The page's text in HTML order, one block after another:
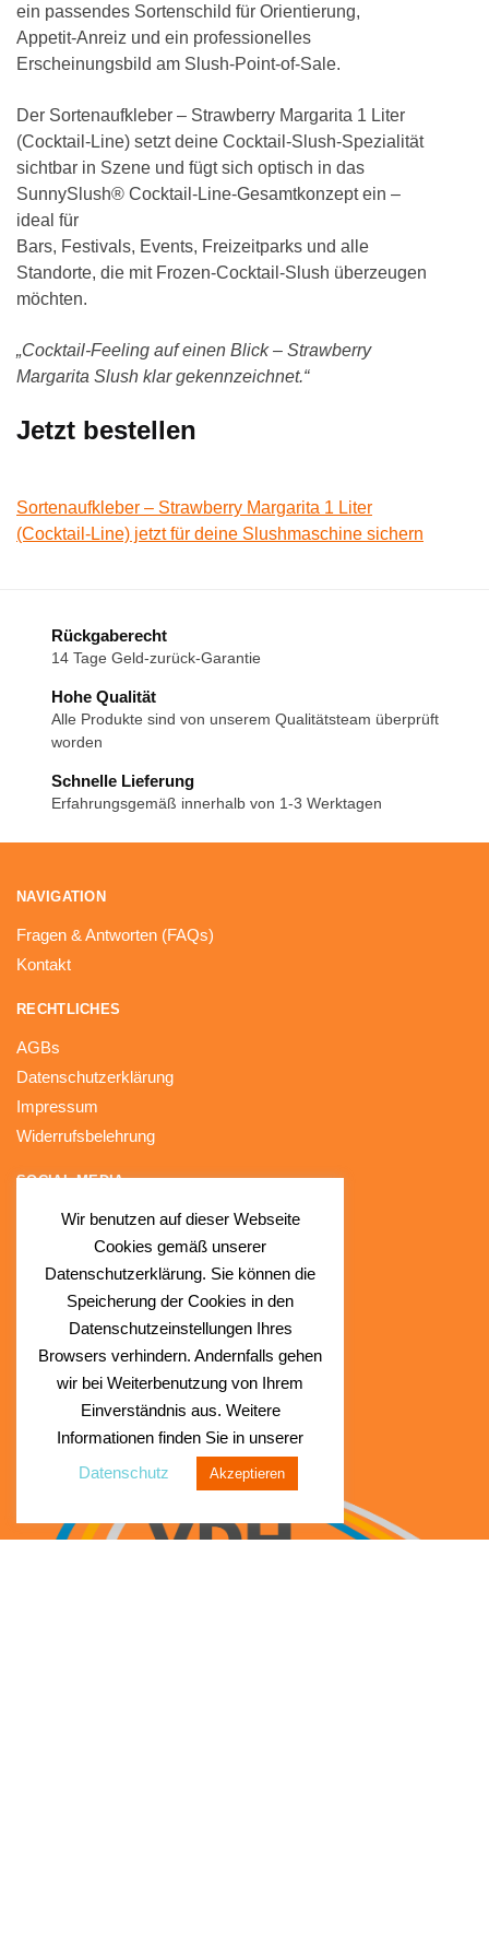
ein passendes Sortenschild für Orientierung,
Appetit-Anreiz und ein professionelles
Erscheinungsbild am Slush-Point-of-Sale.
Der Sortenaufkleber – Strawberry Margarita 1 Liter
(Cocktail-Line) setzt deine Cocktail-Slush-Spezialität
sichtbar in Szene und fügt sich optisch in das
SunnySlush® Cocktail-Line-Gesamtkonzept ein –
ideal für
Bars, Festivals, Events, Freizeitparks und alle
Standorte, die mit Frozen-Cocktail-Slush überzeugen
möchten.
„Cocktail-Feeling auf einen Blick – Strawberry
Margarita Slush klar gekennzeichnet.“
Jetzt bestellen
Sortenaufkleber – Strawberry Margarita 1 Liter
(Cocktail-Line) jetzt für deine Slushmaschine sichern
Rückgaberecht
14 Tage Geld-zurück-Garantie
Hohe Qualität
Alle Produkte sind von unserem Qualitätsteam überprüft
worden
Schnelle Lieferung
Erfahrungsgemäß innerhalb von 1-3 Werktagen
NAVIGATION
Fragen & Antworten (FAQs)
Kontakt
RECHTLICHES
AGBs
Datenschutzerklärung
Impressum
Widerrufsbelehrung
SOCIAL MEDIA
FacebookWir benutzen auf dieser Webseite
Cookies gemäß unserer
Datenschutzerklärung. Sie können die
Speicherung der Cookies in den
Datenschutzeinstellungen Ihres
Browsers verhindern. Andernfalls gehen
wir bei Weiterbenutzung von Ihrem
Einverständnis aus. Weitere
Informationen finden Sie in unserer
Datenschutz
Akzeptieren